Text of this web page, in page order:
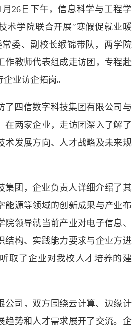
月26日下午，信息科学与工程学
术学院联合开展“寒假促就业暖
委、副校长缑锦带队，两学院
作教师代表组成走访团，专程赴
业访企拓岗。
了四信数字科技集团有限公司与
在两家企业，走访团深入了解了
术发展方向、人才战略及未来规
集团，企业负责人详细介绍了其
能源等领域的创新成果与产业布
院领导就当前产业对电子信息、
结构、实践能力要求与企业方进
取了企业对我校人才培养的建
公司，双方围绕云计算、边缘计
趋势和人才需求展开了交流。企